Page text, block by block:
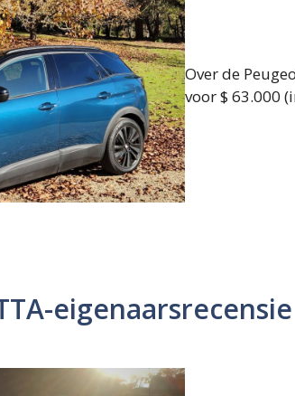
Over de
voor $ 63.000
eigenaarsrecensie